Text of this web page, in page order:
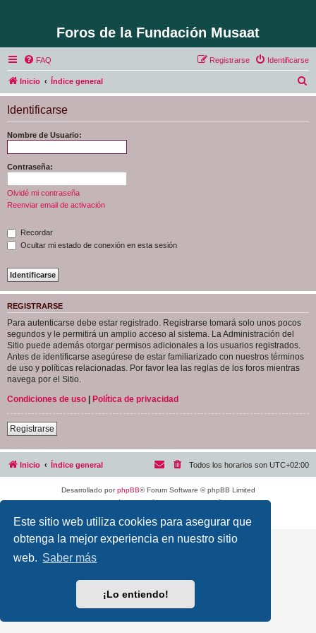
Este sitio web utiliza cookies para asegurar que
obtenga la mejor experiencia en nuestro sitio
web. Saber más
¡Lo entiendo!
Foros de la Fundación Musaat
FAQ Identificarse
Registrarse
Inicio Índice general
u
Identificarse
Nombre de Usuario:
Contraseña:
Olvidé mi contraseña
Reenviar email de activación
Recordar
Ocultar mi estado de conexión en esta sesión
REGISTRARSE
Para autenticarse debe estar registrado. Registrarse tomará solo unos pocos
segundos y le permitirá un amplio acceso al sistema. La Administración del
Sitio puede además otorgar permisos adicionales a los usuarios registrados.
Antes de identificarse asegúrese de estar familiarizado con nuestros términos
de uso y políticas relacionadas. Por favor lea las reglas de los foros mientras
navega por el Sitio.
Condiciones de uso | Política de privacidad
Registrarse
Inicio Índice general Todos los horarios son UTC+02:00
Desarrollado porphpBB® Forum Software © phpBB Limited
Traducción al español porphpBB España